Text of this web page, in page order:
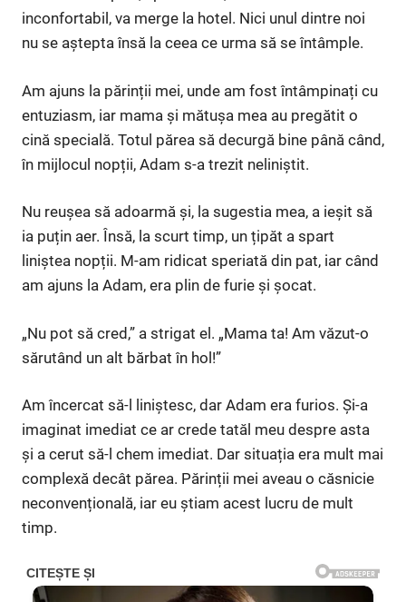
inconfortabil, va merge la hotel. Nici unul dintre noi
nu se aștepta însă la ceea ce urma să se întâmple.
Am ajuns la părinții mei, unde am fost întâmpinați cu
entuziasm, iar mama și mătușa mea au pregătit o
cină specială. Totul părea să decurgă bine până când,
în mijlocul nopții, Adam s-a trezit neliniștit.
Nu reușea să adoarmă și, la sugestia mea, a ieșit să
ia puțin aer. Însă, la scurt timp, un țipăt a spart
liniștea nopții. M-am ridicat speriată din pat, iar când
am ajuns la Adam, era plin de furie și șocat.
„Nu pot să cred,” a strigat el. „Mama ta! Am văzut-o
sărutând un alt bărbat în hol!”
Am încercat să-l liniștesc, dar Adam era furios. Și-a
imaginat imediat ce ar crede tatăl meu despre asta
și a cerut să-l chem imediat. Dar situația era mult mai
complexă decât părea. Părinții mei aveau o căsnicie
neconvențională, iar eu știam acest lucru de mult
timp.